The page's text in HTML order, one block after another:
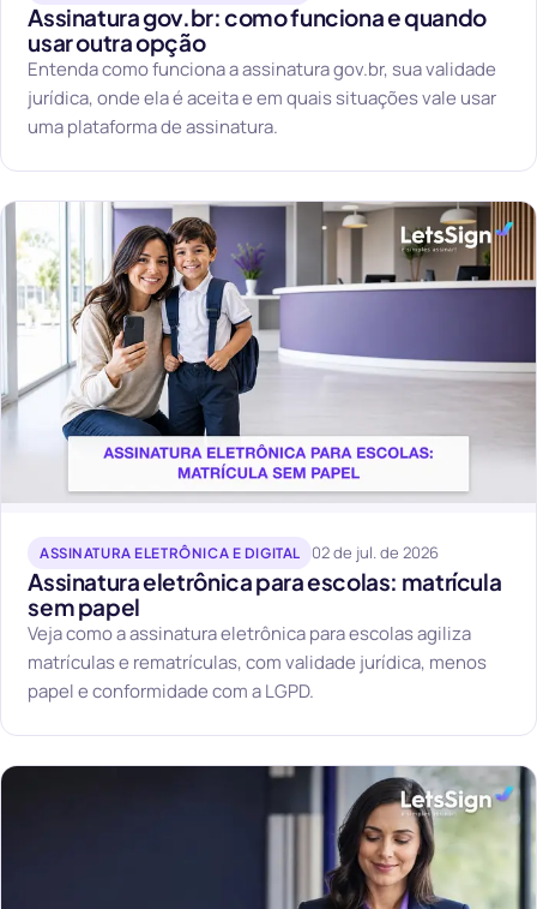
Assinatura gov.br: como funciona e quando
usar outra opção
Entenda como funciona a assinatura gov.br, sua validade
jurídica, onde ela é aceita e em quais situações vale usar
uma plataforma de assinatura.
ASSINATURA ELETRÔNICA E DIGITAL 02 de jul. de 2026
Assinatura eletrônica para escolas: matrícula
sem papel
Veja como a assinatura eletrônica para escolas agiliza
matrículas e rematrículas, com validade jurídica, menos
papel e conformidade com a LGPD.